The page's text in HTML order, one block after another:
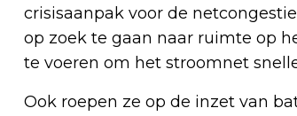
crisisaanpak voor de
op zoek te gaan naar ruimte op
te voeren om het stroomnet
Ook roepen ze op de inzet van